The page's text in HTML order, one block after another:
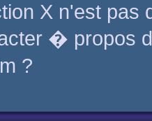
X n'est pas
� propos
?